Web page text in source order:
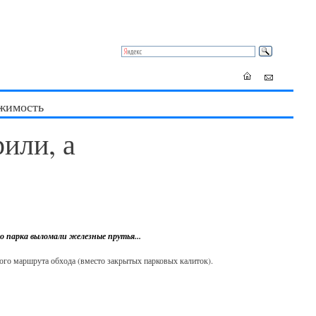
а
парка выломали железные прутья...
маршрута обхода (вместо закрытых парковых калиток).